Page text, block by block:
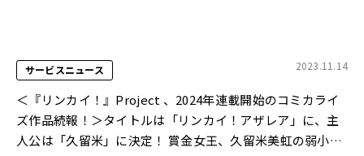
サービスニュース 2023.11.14
＜『リンカイ！』Project 、2024年連載開始のコミカライ
ズ作品続報！＞タイトルは「リンカイ！アザレア」に、主
人公は「久留米」に決定！ 賞金女王、久留米美虹の弱小新